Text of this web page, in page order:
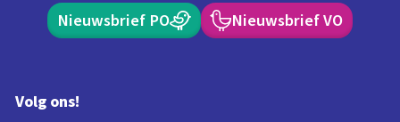
Nieuwsbrief PO Nieuwsbrief VO
Volg ons!